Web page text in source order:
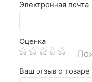
Электронная почта
Оценка
Ваш отзыв о товаре